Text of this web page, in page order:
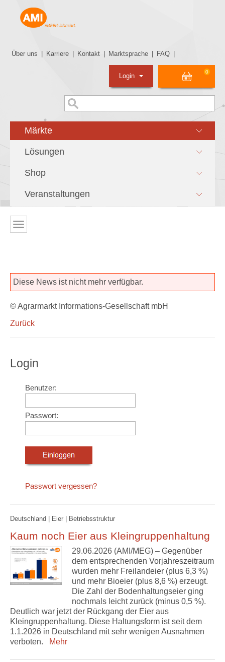
Über uns Karriere Kontakt Marktsprache FAQ
0
Login
Märkte
Lösungen
Shop
Veranstaltungen
Diese News ist nicht mehr verfügbar.
© Agrarmarkt Informations-Gesellschaft mbH
Zurück
Login
Benutzer:
Passwort:
Passwort vergessen?
Deutschland | Eier | Betriebsstruktur
Kaum noch Eier aus Kleingruppenhaltung
29.06.2026 (AMI/MEG) – Gegenüber
dem entsprechenden Vorjahreszeitraum
wurden mehr Freilandeier (plus 6,3 %)
und mehr Bioeier (plus 8,6 %) erzeugt.
Die Zahl der Bodenhaltungseier ging
nochmals leicht zurück (minus 0,5 %).
Deutlich war jetzt der Rückgang der Eier aus
Kleingruppenhaltung. Diese Haltungsform ist seit dem
1.1.2026 in Deutschland mit sehr wenigen Ausnahmen
verboten.
Mehr